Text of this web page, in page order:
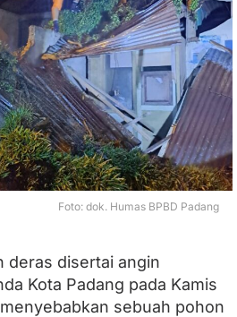
Foto: dok. Humas BPBD Padang
deras disertai angin
Kota Padang pada Kamis
sebuah pohon